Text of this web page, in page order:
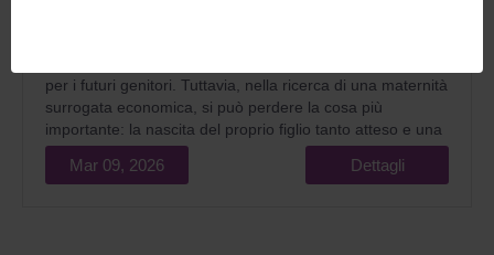
per i futuri genitori. Tuttavia, nella ricerca di una maternità
surrogata economica, si può perdere la cosa più
importante: la nascita del proprio figlio tanto atteso e una
notevole quantità di denaro.
Mar 09, 2026 Dettagli